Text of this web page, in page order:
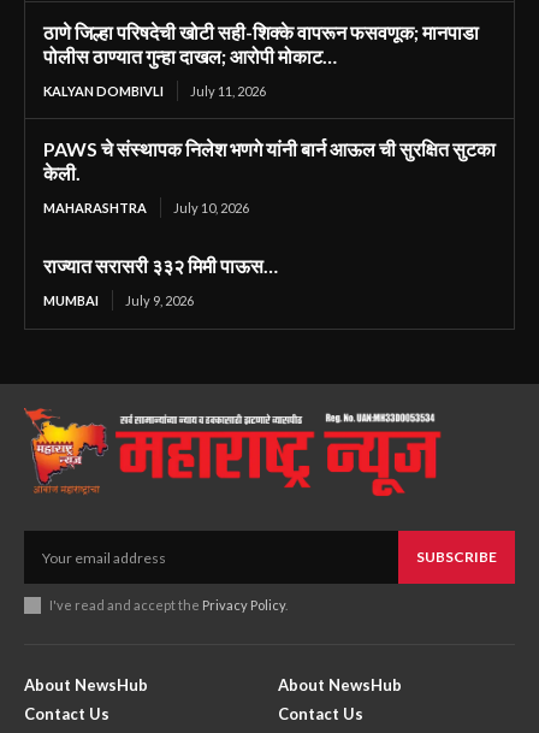
ठाणे जिल्हा परिषदेची खोटी सही-शिक्के वापरून फसवणूक; मानपाडा
पोलीस ठाण्यात गुन्हा दाखल; आरोपी मोकाट…
KALYAN DOMBIVLI July 11, 2026
PAWS चे संस्थापक निलेश भणगे यांनी बार्न आऊल ची सुरक्षित सुटका
केली.
MAHARASHTRA July 10, 2026
राज्यात सरासरी ३३२ मिमी पाऊस…
MUMBAI July 9, 2026
SUBSCRIBE
I've read and accept the Privacy Policy.
About NewsHub
Contact Us
About NewsHub
Contact Us